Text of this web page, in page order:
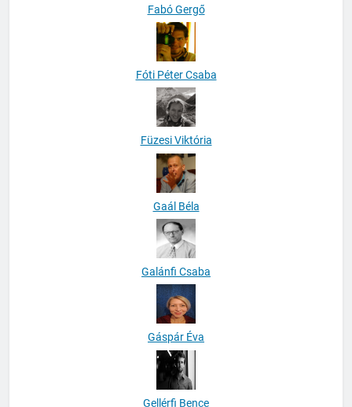
Fabó Gergő
Fóti Péter Csaba
Füzesi Viktória
Gaál Béla
Galánfi Csaba
Gáspár Éva
Gellérfi Bence